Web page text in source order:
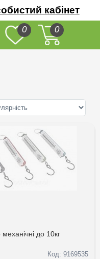
кабінет
0 0
механiчнi до 10кг
Код: 9169535